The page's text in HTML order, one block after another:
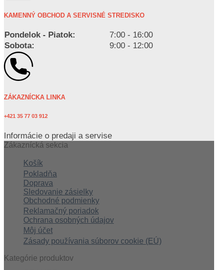
KAMENNÝ OBCHOD A SERVISNÉ STREDISKO
Pondelok - Piatok:
7:00 - 16:00
Sobota:
9:00 - 12:00
ZÁKAZNÍCKA LINKA
+421 35 77 03 912
Informácie o predaji a servise
Zákaznícká sekcia
Košík
Pokladňa
Doprava
Sledovanie zásielky
Obchodné podmienky
Reklamačný poriadok
Ochrana osobných údajov
Môj účet
Zásady používania súborov cookie (EÚ)
Kategórie produktov